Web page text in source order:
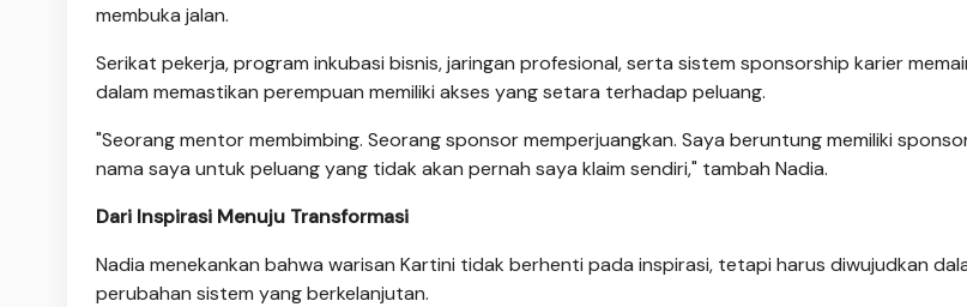
membuka jalan.
Serikat pekerja, program inkubasi bisnis, jaringan profesional, serta sistem sponsorship karier
dalam memastikan perempuan memiliki akses yang setara terhadap peluang.
"Seorang mentor membimbing. Seorang sponsor memperjuangkan. Saya beruntung memiliki
nama saya untuk peluang yang tidak akan pernah saya klaim sendiri," tambah Nadia.
Dari Inspirasi Menuju Transformasi
Nadia menekankan bahwa warisan Kartini tidak berhenti pada inspirasi, tetapi harus diwujudkan
perubahan sistem yang berkelanjutan.